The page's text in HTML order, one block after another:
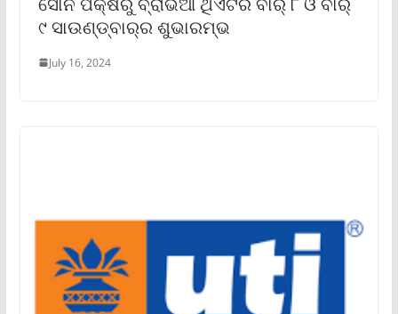
୯ ସାଉଣ୍ଡ୍‌ବାର୍‌ର ଶୁଭାରମ୍ଭ
July 16, 2024